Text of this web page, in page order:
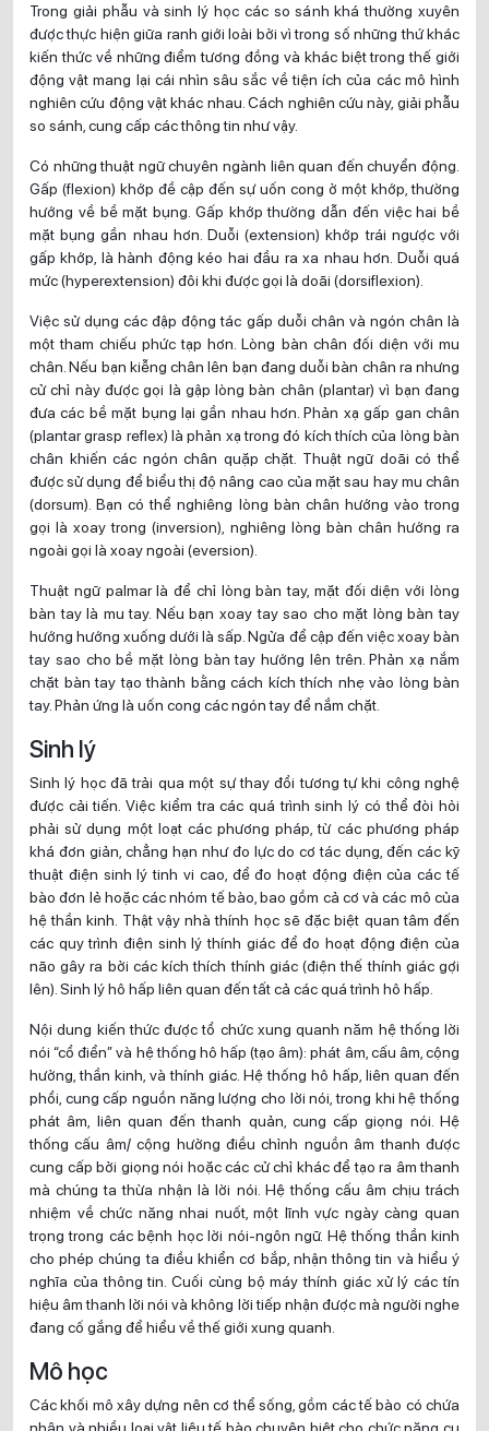
Trong giải phẫu và sinh lý học các so sánh khá thường xuyên
được thực hiện giữa ranh giới loài bởi vì trong số những thứ khác
kiến thức về những điểm tương đồng và khác biệt trong thế giới
động vật mang lại cái nhìn sâu sắc về tiện ích của các mô hình
nghiên cứu động vật khác nhau. Cách nghiên cứu này, giải phẫu
so sánh, cung cấp các thông tin như vậy.
Có những thuật ngữ chuyên ngành liên quan đến chuyển động.
Gấp (flexion) khớp đề cập đến sự uốn cong ở một khớp, thường
hướng về bề mặt bụng. Gấp khớp thường dẫn đến việc hai bề
mặt bụng gần nhau hơn. Duỗi (extension) khớp trái ngược với
gấp khớp, là hành động kéo hai đầu ra xa nhau hơn. Duỗi quá
mức (hyperextension) đôi khi được gọi là doãi (dorsiflexion).
Việc sử dụng các đập động tác gấp duỗi chân và ngón chân là
một tham chiếu phức tạp hơn. Lòng bàn chân đối diện với mu
chân. Nếu bạn kiễng chân lên bạn đang duỗi bàn chân ra nhưng
cử chỉ này được gọi là gập lòng bàn chân (plantar) vì bạn đang
đưa các bề mặt bụng lại gần nhau hơn. Phản xạ gấp gan chân
(plantar grasp reflex) là phản xạ trong đó kích thích của lòng bàn
chân khiến các ngón chân quặp chặt. Thuật ngữ doãi có thể
được sử dụng để biểu thị độ nâng cao của mặt sau hay mu chân
(dorsum). Bạn có thể nghiêng lòng bàn chân hướng vào trong
gọi là xoay trong (inversion), nghiêng lòng bàn chân hướng ra
ngoài gọi là xoay ngoài (eversion).
Thuật ngữ palmar là để chỉ lòng bàn tay, mặt đối diện với lòng
bàn tay là mu tay. Nếu bạn xoay tay sao cho mặt lòng bàn tay
hướng hướng xuống dưới là sấp. Ngửa để cập đến việc xoay bàn
tay sao cho bề mặt lòng bàn tay hướng lên trên. Phản xạ nắm
chặt bàn tay tạo thành bằng cách kích thích nhẹ vào lòng bàn
tay. Phản ứng là uốn cong các ngón tay để nắm chặt.
Sinh lý
Sinh lý học đã trải qua một sự thay đổi tương tự khi công nghệ
được cải tiến. Việc kiểm tra các quá trình sinh lý có thể đòi hỏi
phải sử dụng một loạt các phương pháp, từ các phương pháp
khá đơn giản, chẳng hạn như đo lực do cơ tác dụng, đến các kỹ
thuật điện sinh lý tinh vi cao, để đo hoạt động điện của các tế
bào đơn lẻ hoặc các nhóm tế bào, bao gồm cả cơ và các mô của
hệ thần kinh. Thật vậy nhà thính học sẽ đặc biệt quan tâm đến
các quy trình điện sinh lý thính giác để đo hoạt động điện của
não gây ra bởi các kích thích thính giác (điện thế thính giác gợi
lên). Sinh lý hô hấp liên quan đến tất cả các quá trình hô hấp.
Nội dung kiến thức được tổ chức xung quanh năm hệ thống lời
nói “cổ điển” và hệ thống hô hấp (tạo âm): phát âm, cấu âm, cộng
hưởng, thần kinh, và thính giác. Hệ thống hô hấp, liên quan đến
phổi, cung cấp nguồn năng lượng cho lời nói, trong khi hệ thống
phát âm, liên quan đến thanh quản, cung cấp giọng nói. Hệ
thống cấu âm/ cộng hưởng điều chỉnh nguồn âm thanh được
cung cấp bởi giọng nói hoặc các cử chỉ khác để tạo ra âm thanh
mà chúng ta thừa nhận là lời nói. Hệ thống cấu âm chịu trách
nhiệm về chức năng nhai nuốt, một lĩnh vực ngày càng quan
trọng trong các bệnh học lời nói-ngôn ngữ. Hệ thống thần kinh
cho phép chúng ta điều khiển cơ bắp, nhận thông tin và hiểu ý
nghĩa của thông tin. Cuối cùng bộ máy thính giác xử lý các tín
hiệu âm thanh lời nói và không lời tiếp nhận được mà người nghe
đang cố gắng để hiểu về thế giới xung quanh.
Mô học
Các khối mô xây dựng nên cơ thể sống, gồm các tế bào có chứa
nhân và nhiều loại vật liệu tế bào chuyên biệt cho chức năng cụ